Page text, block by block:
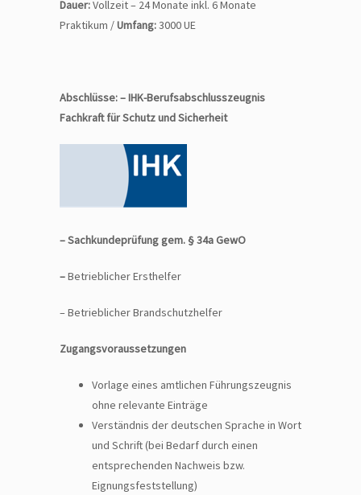
Dauer:Vollzeit – 24 Monate inkl. 6 Monate
Praktikum /Umfang:3000 UE
Abschlüsse:–IHK-Berufsabschlusszeugnis
Fachkraft für Schutz und Sicherheit
– Sachkundeprüfung gem. § 34a GewO
–Betrieblicher Ersthelfer
– Betrieblicher Brandschutzhelfer
Zugangsvoraussetzungen
Vorlage eines amtlichen Führungszeugnis
ohne relevante Einträge
Verständnis der deutschen Sprache in Wort
und Schrift (bei Bedarf durch einen
entsprechenden Nachweis bzw.
Eignungsfeststellung)